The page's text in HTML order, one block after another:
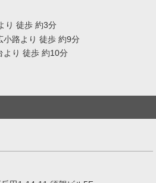
り 徒歩 約3分
小路より 徒歩 約9分
より 徒歩 約10分